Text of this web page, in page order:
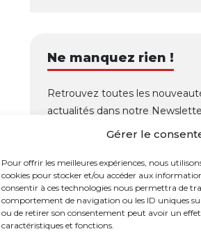
Gérer le
Pour offrir les meilleures expériences, nous
cookies pour stocker et/ou accéder aux
consentir à ces technologies nous permettra de
comportement de navigation ou les ID uniques
ou de retirer son consentement peut avoir un
caractéristiques et fonctions.
Ne manquez rien !
Retrouvez toutes les
actualités dans notre